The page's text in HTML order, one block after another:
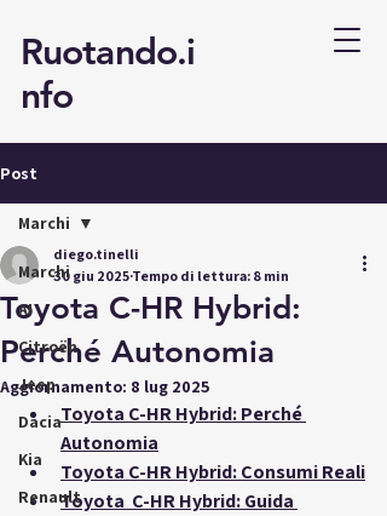
Ruotando.i
nfo
Post
Marchi
AI
Citroën
Jeep
Dacia
Kia
Renault
Marchi
Toyota C-HR Hybrid:
Perché Autonomia
diego.tinelli
30 giu 2025Tempo di lettura: 8 min
Aggiornamento: 8 lug 2025
Toyota C-HR Hybrid: Perché
Autonomia
Toyota C-HR Hybrid: Consumi Reali
Toyota  C-HR Hybrid: Guida